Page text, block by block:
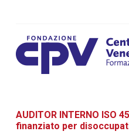
formazione
AUDITOR INTERNO ISO
finanziato per